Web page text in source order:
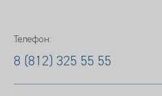
Телефон:
8 (812) 325 55 55